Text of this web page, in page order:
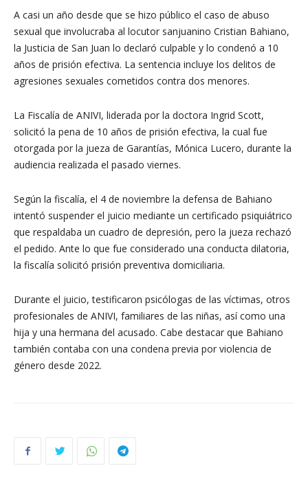
A casi un año desde que se hizo público el caso de abuso
sexual que involucraba al locutor sanjuanino Cristian Bahiano,
la Justicia de San Juan lo declaró culpable y lo condenó a 10
años de prisión efectiva. La sentencia incluye los delitos de
agresiones sexuales cometidos contra dos menores.
La Fiscalía de ANIVI, liderada por la doctora Ingrid Scott,
solicitó la pena de 10 años de prisión efectiva, la cual fue
otorgada por la jueza de Garantías, Mónica Lucero, durante la
audiencia realizada el pasado viernes.
Según la fiscalía, el 4 de noviembre la defensa de Bahiano
intentó suspender el juicio mediante un certificado psiquiátrico
que respaldaba un cuadro de depresión, pero la jueza rechazó
el pedido. Ante lo que fue considerado una conducta dilatoria,
la fiscalía solicitó prisión preventiva domiciliaria.
Durante el juicio, testificaron psicólogas de las víctimas, otros
profesionales de ANIVI, familiares de las niñas, así como una
hija y una hermana del acusado. Cabe destacar que Bahiano
también contaba con una condena previa por violencia de
género desde 2022.